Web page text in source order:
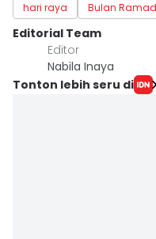
hari raya
Bulan
Editorial Team
Editor
Nabila Inaya
Tonton lebih seru di